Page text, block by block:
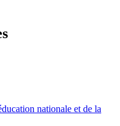
nationale et de la